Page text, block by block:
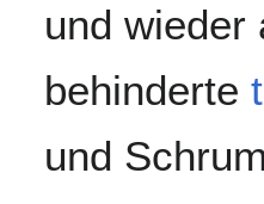
und wieder
behinderte
und